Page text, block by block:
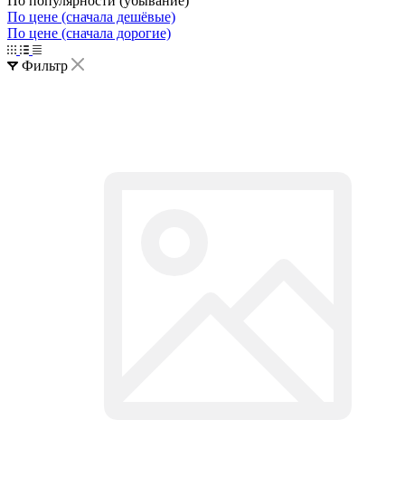
По цене (сначала дешёвые)
По цене (сначала дорогие)
Фильтр